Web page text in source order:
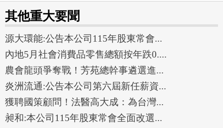
其他重大要聞
源大環能:公告本公司115年股東常會...
內地5月社會消費品零售總額按年跌0....
農會龍頭爭奪戰！芳苑總幹事遴選進...
炎洲流通:公告本公司第六屆新任薪資...
獲聘國策顧問！法醫高大成：為台灣...
昶和:本公司115年股東常會全面改選...